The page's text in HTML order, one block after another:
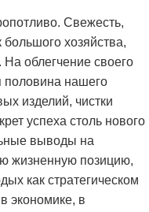
Свежесть,
хозяйства,
облегчение своего
половина нашего
изделий, чистки
успеха столь нового
выводы на
жизненную позицию,
как стратегическом
экономике, в